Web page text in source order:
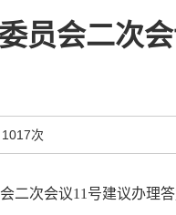
员会二次
1017次
二次会议11号建议办理